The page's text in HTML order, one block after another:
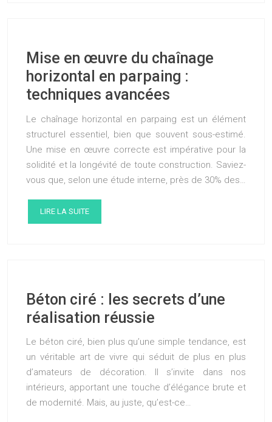
Mise en œuvre du chaînage
horizontal en parpaing :
techniques avancées
Le chaînage horizontal en parpaing est un élément
structurel essentiel, bien que souvent sous-estimé.
Une mise en œuvre correcte est impérative pour la
solidité et la longévité de toute construction. Saviez-
vous que, selon une étude interne, près de 30% des…
LIRE LA SUITE
Béton ciré : les secrets d’une
réalisation réussie
Le béton ciré, bien plus qu’une simple tendance, est
un véritable art de vivre qui séduit de plus en plus
d’amateurs de décoration. Il s’invite dans nos
intérieurs, apportant une touche d’élégance brute et
de modernité. Mais, au juste, qu’est-ce…